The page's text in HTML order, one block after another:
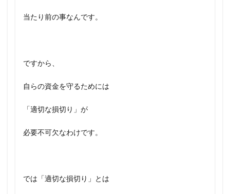
当たり前の事なんです。
ですから、
自らの資金を守るためには
「適切な損切り」が
必要不可欠なわけです。
では「適切な損切り」とは